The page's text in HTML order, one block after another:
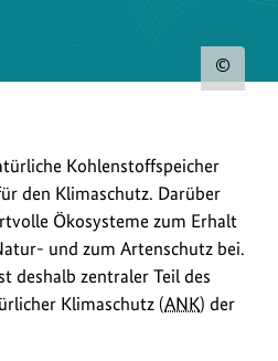
Kohlenstoffspeicher
den Klimaschutz. Darüber
Ökosysteme zum Erhalt
und zum Artenschutz bei.
deshalb zentraler Teil des
Klimaschutz (ANK) der